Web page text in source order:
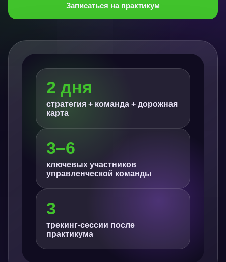
Записаться на практикум
2 дня
стратегия + команда + дорожная
карта
3–6
ключевых участников
управленческой команды
3
трекинг-сессии после
практикума